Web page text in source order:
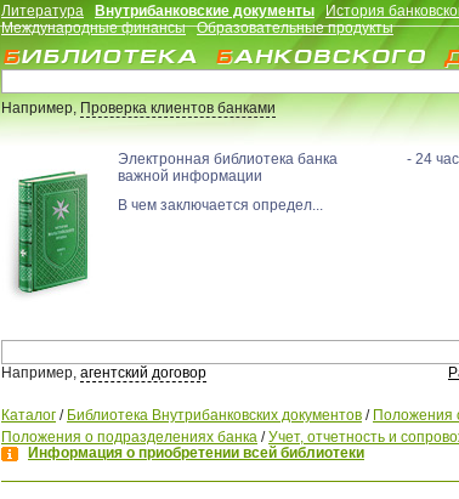
Литература Внутрибанковские документы История
Международные финансы
Образовательные продукты
Например,Проверка клиентов банками
Электронная библиотека банка - 24 часа в
важной информации
В чем заключается определ...
Например, агентский договор
Каталог / Библиотека Внутрибанковских документов / Положения
Положения о подразделениях банка /Учет, отчетность и
Информация о приобретении всей библиотеки